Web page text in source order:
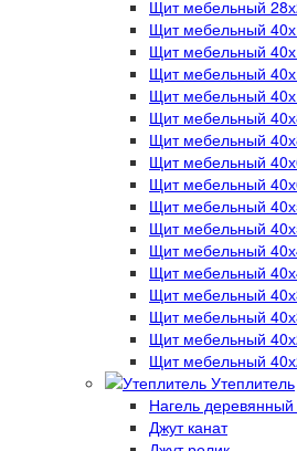
Щит мебельный
Щит мебельный
Щит мебельный
Щит мебельный
Щит мебельный
Щит мебельный
Щит мебельный
Щит мебельный
Щит мебельный
Щит мебельный
Щит мебельный
Щит мебельный
Щит мебельный
Щит мебельный
Щит мебельный
Щит мебельный
Щит мебельный
Утеплитель
Нагель
Джут канат